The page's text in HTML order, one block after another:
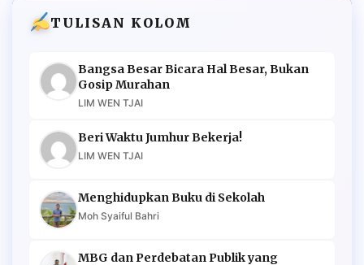
TULISAN KOLOM
Bangsa Besar Bicara Hal Besar, Bukan
Gosip Murahan
LIM WEN TJAI
Beri Waktu Jumhur Bekerja!
LIM WEN TJAI
Menghidupkan Buku di Sekolah
Moh Syaiful Bahri
MBG dan Perdebatan Publik yang